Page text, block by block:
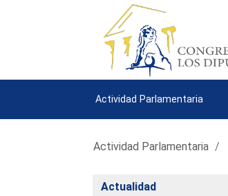
Actividad Parlamentaria
Actividad Parlamentaria
Actualidad